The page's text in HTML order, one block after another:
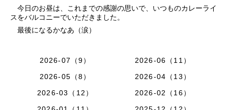
今日のお昼は、これまでの感謝の思いで、いつものカレーライ
スをバルコニーでいただきました。
最後になるかなあ（涙）
2026-07（9）
2026-06（11）
2026-05（8）
2026-04（13）
2026-03（12）
2026-02（16）